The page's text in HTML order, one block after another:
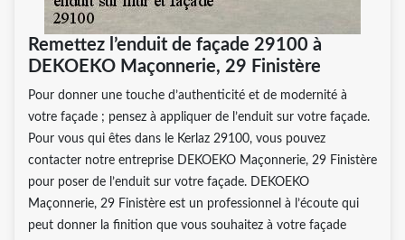
Remettez l’enduit de façade 29100 à
DEKOEKO Maçonnerie, 29 Finistère
Pour donner une touche d’authenticité et de modernité à
votre façade ; pensez à appliquer de l’enduit sur votre façade.
Pour vous qui êtes dans le Kerlaz 29100, vous pouvez
contacter notre entreprise DEKOEKO Maçonnerie, 29 Finistère
pour poser de l’enduit sur votre façade. DEKOEKO
Maçonnerie, 29 Finistère est un professionnel à l’écoute qui
peut donner la finition que vous souhaitez à votre façade